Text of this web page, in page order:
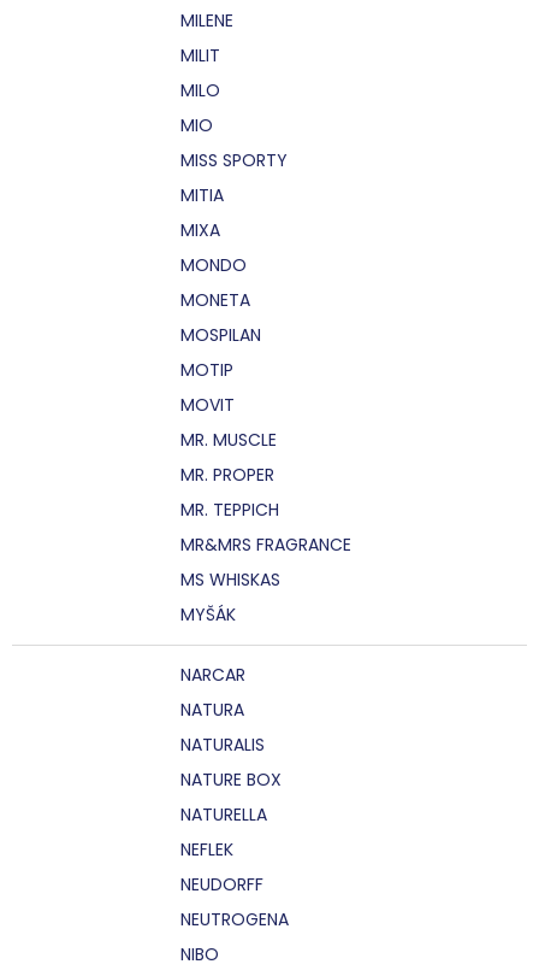
MILENE
MILIT
MILO
MIO
MISS SPORTY
MITIA
MIXA
MONDO
MONETA
MOSPILAN
MOTIP
MOVIT
MR. MUSCLE
MR. PROPER
MR. TEPPICH
MR&MRS FRAGRANCE
MS WHISKAS
MYŠÁK
NARCAR
NATURA
NATURALIS
NATURE BOX
NATURELLA
NEFLEK
NEUDORFF
NEUTROGENA
NIBO